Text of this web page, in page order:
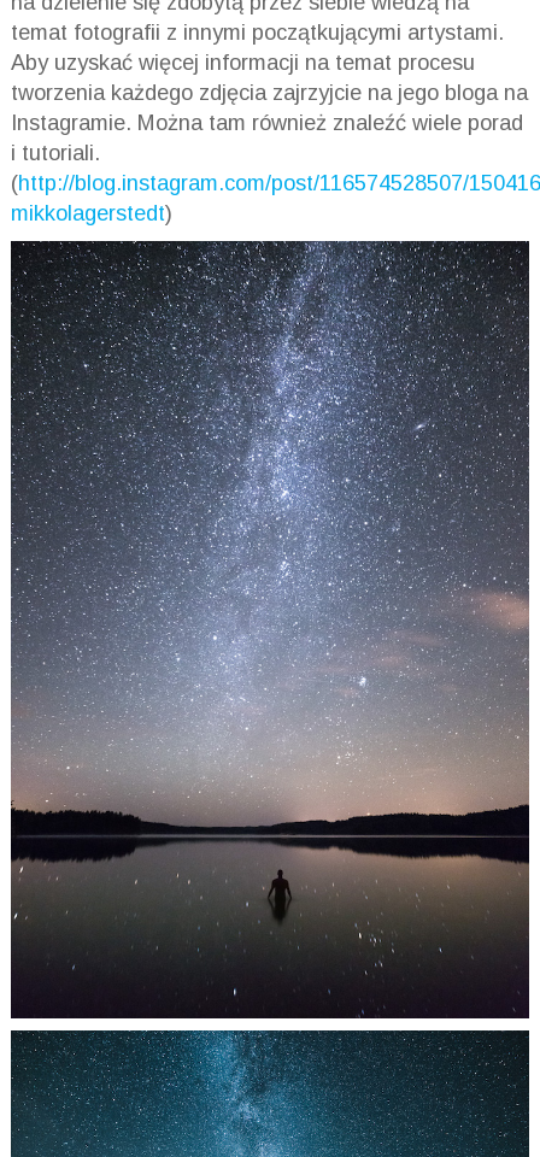
temat fotografii z innymi początkującymi artystami.
Aby uzyskać więcej informacji na temat procesu
tworzenia każdego zdjęcia zajrzyjcie na jego bloga na
Instagramie. Można tam również znaleźć wiele porad
i tutoriali.
(http://blog.instagram.com/post/116574528507/
mikkolagerstedt)